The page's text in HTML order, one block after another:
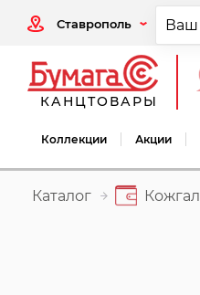
Ставрополь Ваш
КАНЦТОВАРЫ
Коллекции Акции
Каталог